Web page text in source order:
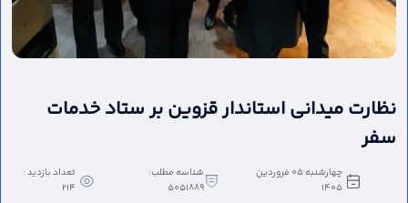
نظارت میدانی استاندار قزوین بر ستاد خدمات
سفر
چهارشنبه 05 فروردین
1405
شناسه مطلب:
5051889
تعداد بازدید :
214